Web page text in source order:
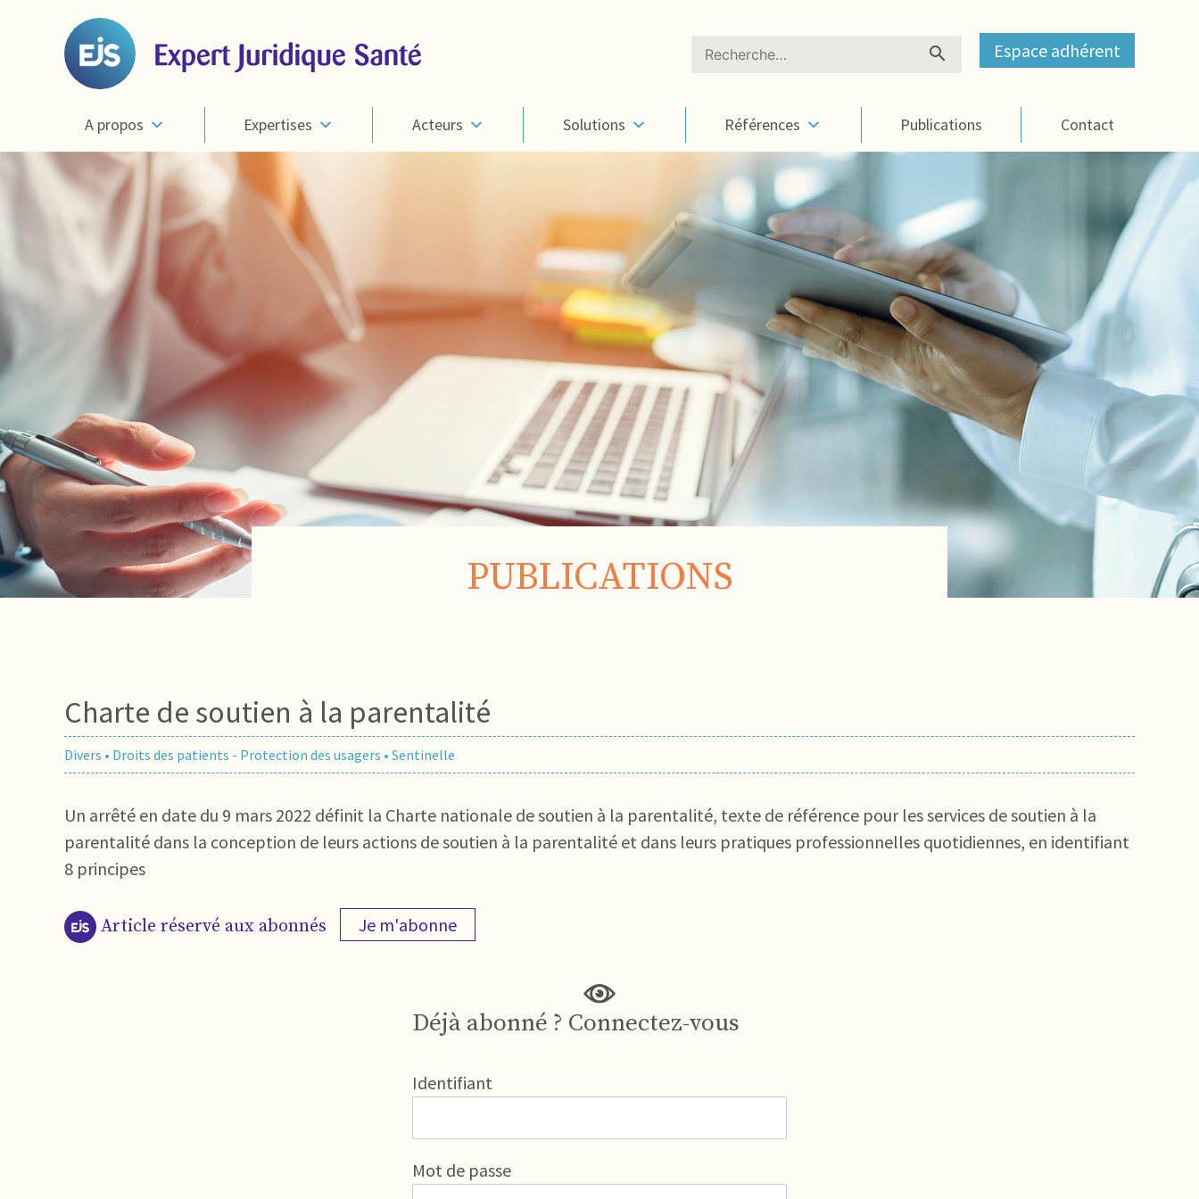
Rechercher : Espace adhérent
A propos Expertises Acteurs Solutions Références Publications Contact
PUBLICATIONS
Charte de soutien à la parentalité
Divers • Droits des patients - Protection des usagers • Sentinelle
Un arrêté en date du 9 mars 2022 définit la Charte nationale de soutien à la parentalité, texte de référence pour les services de soutien à la
parentalité dans la conception de leurs actions de soutien à la parentalité et dans leurs pratiques professionnelles quotidiennes, en identifiant
8 principes
Article réservé aux abonnés Je m'abonne
Déjà abonné ? Connectez-vous
Identifiant
Mot de passe